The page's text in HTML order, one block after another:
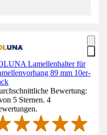
Lamellenhalter für
89 mm 10er-
Bewertung:
5 Sternen. 4